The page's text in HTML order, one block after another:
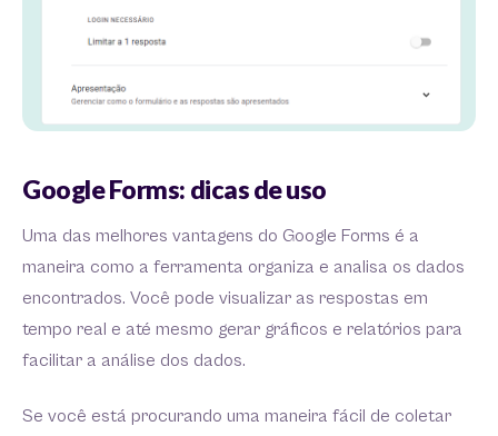
Google Forms: dicas de uso
Uma das melhores vantagens do Google Forms é a
maneira como a ferramenta organiza e analisa os dados
encontrados. Você pode visualizar as respostas em
tempo real e até mesmo gerar gráficos e relatórios para
facilitar a análise dos dados.
Se você está procurando uma maneira fácil de coletar